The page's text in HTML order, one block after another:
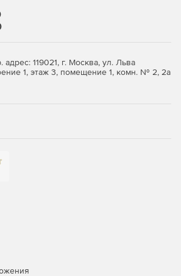
метода расчета: базисно-индексный,
формул расчета объема и
и акта из справочников.
работ»
процента выполнения по всей смете
119021, г. Москва, ул. Льва
1, этаж 3, помещение 1, комн. № 2, 2а